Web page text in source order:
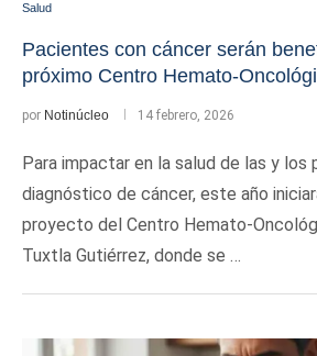
Salud
Pacientes con cáncer serán
próximo Centro Hemato-
por Notinúcleo 14 febrero, 2026
Para impactar en la salud de las y los
diagnóstico de cáncer, este año
proyecto del Centro Hemato-
Tuxtla Gutiérrez, donde se …